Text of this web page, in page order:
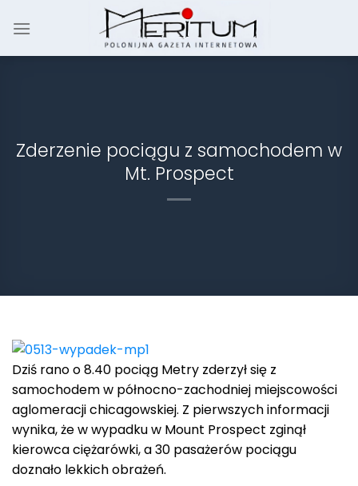
Zderzenie pociągu z samochodem w
Mt. Prospect
Dziś rano o 8.40 pociąg Metry zderzył się z
samochodem w północno-zachodniej miejscowości
aglomeracji chicagowskiej. Z pierwszych informacji
wynika, że w wypadku w Mount Prospect zginął
kierowca ciężarówki, a 30 pasażerów pociągu
doznało lekkich obrażeń.